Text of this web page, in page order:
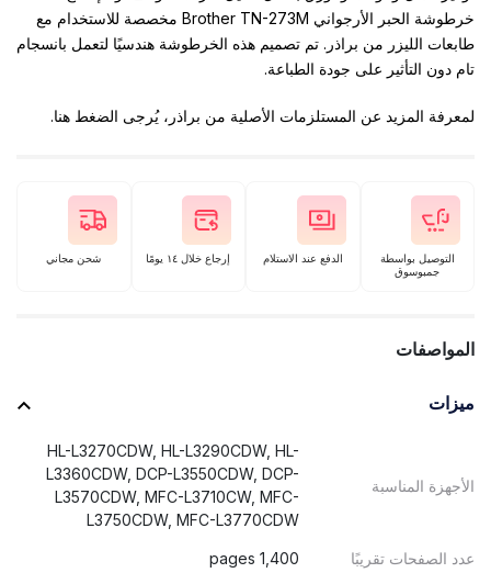
خرطوشة الحبر الأرجواني Brother TN-273M مخصصة للاستخدام مع
طابعات الليزر من براذر. تم تصميم هذه الخرطوشة هندسيًا لتعمل بانسجام
تام دون التأثير على جودة الطباعة.
لمعرفة المزيد عن المستلزمات الأصلية من براذر، يُرجى الضغط هنا.
التوصيل بواسطة
جمبوسوق
الدفع عند الاستلام إرجاع خلال ١٤ يومًا شحن مجاني
المواصفات
ميزات
الأجهزة المناسبة
HL-L3270CDW, HL-L3290CDW, HL-
L3360CDW, DCP-L3550CDW, DCP-
L3570CDW, MFC-L3710CW, MFC-
L3750CDW, MFC-L3770CDW
عدد الصفحات تقريبًا 1,400 pages